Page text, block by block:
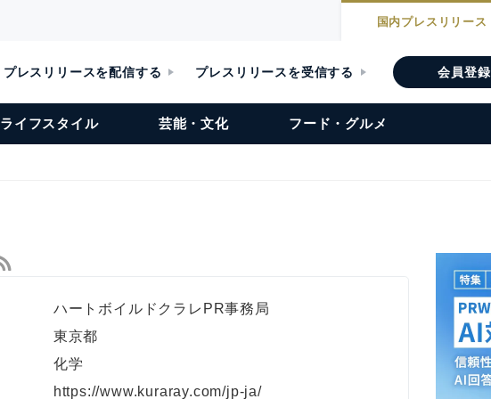
国内プレスリリース
プレスリリースを配信する プレスリリースを受信する 会員登録
ライフスタイル 芸能・文化 フード・グルメ
ハートボイルドクラレPR事務局
東京都
化学
https://www.kuraray.com/jp-ja/